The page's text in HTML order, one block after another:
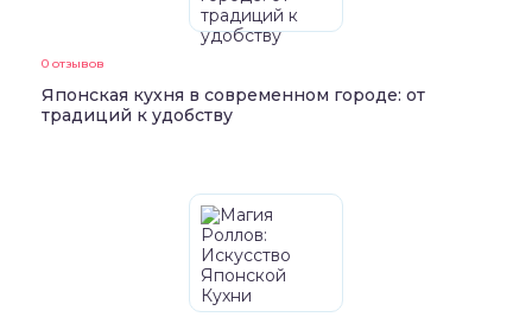
0 отзывов
Японская кухня в современном городе: от
традиций к удобству